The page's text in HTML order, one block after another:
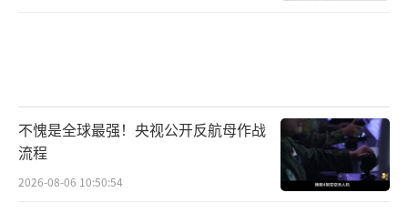
不愧是全球最强！央视公开反航母作战
流程
2026-08-06 10:50:54